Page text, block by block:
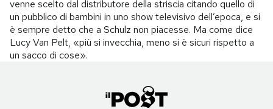
venne scelto dal distributore della striscia citando quello di
un pubblico di bambini in uno show televisivo dell’epoca, e si
è sempre detto che a Schulz non piacesse. Ma come dice
Lucy Van Pelt, «più si invecchia, meno si è sicuri rispetto a
un sacco di cose».